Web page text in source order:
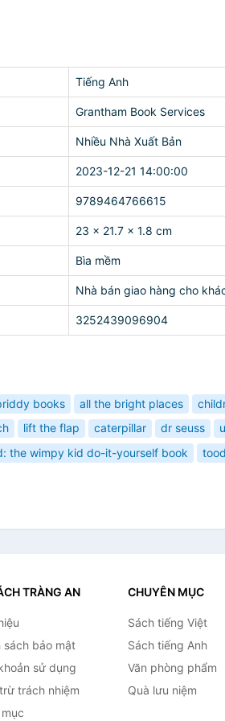
Tiếng Anh
Grantham Book Services
Nhiều Nhà Xuất Bản
2023-12-21 14:00:00
9789464766615
23 x 21.7 x 1.8 cm
Bìa mềm
Nhà bán giao hàng cho
3252439096904
books all the bright places
lift the flap caterpillar dr seuss
the wimpy kid do-it-yourself book
TRÀNG AN
sách bảo mật
sử dụng
trách nhiệm
CHUYÊN MỤC
Sách tiếng Việt
Sách tiếng Anh
Văn phòng phẩm
Quà lưu niệm